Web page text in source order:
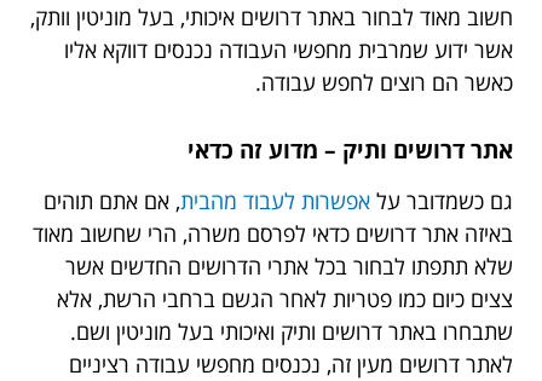
חשוב מאוד לבחור באתר דרושים איכותי, בעל מוניטין וותק,
אשר ידוע שמרבית מחפשי העבודה נכנסים דווקא אליו
כאשר הם רוצים לחפש עבודה.
אתר דרושים ותיק – מדוע זה כדאי
גם כשמדובר על אפשרות לעבוד מהבית, אם אתם תוהים
באיזה אתר דרושים כדאי לפרסם משרה, הרי שחשוב מאוד
שלא תתפתו לבחור בכל אתרי הדרושים החדשים אשר
צצים כיום כמו פטריות לאחר הגשם ברחבי הרשת, אלא
שתבחרו באתר דרושים ותיק ואיכותי בעל מוניטין ושם.
לאתר דרושים מעין זה, נכנסים מחפשי עבודה רציניים